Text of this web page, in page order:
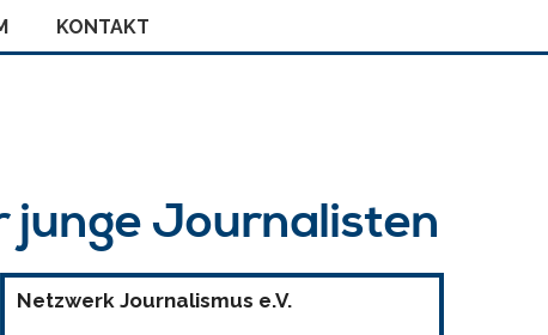
KONTAKT
junge Journalisten
Netzwerk Journalismus e.V.